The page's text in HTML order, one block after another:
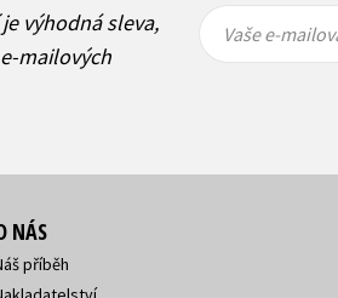
výhodná sleva,
mailových
Vaše e-
mailová
Vaše e-
mailová
Vaše e-
NÁS
příběh